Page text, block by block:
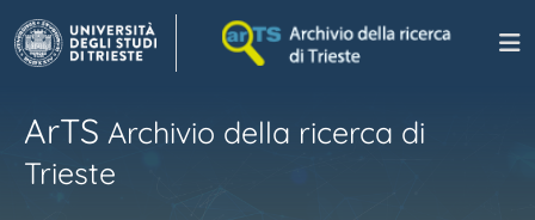
ArTS Archivio della ricerca di
Trieste